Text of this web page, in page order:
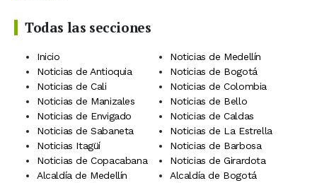
Todas las secciones
Inicio
Noticias de Medellín
Noticias de Antioquia
Noticias de Bogotá
Noticias de Cali
Noticias de Colombia
Noticias de Manizales
Noticias de Bello
Noticias de Envigado
Noticias de Caldas
Noticias de Sabaneta
Noticias de La Estrella
Noticias Itagüí
Noticias de Barbosa
Noticias de Copacabana
Noticias de Girardota
Alcaldía de Medellín
Alcaldía de Bogotá